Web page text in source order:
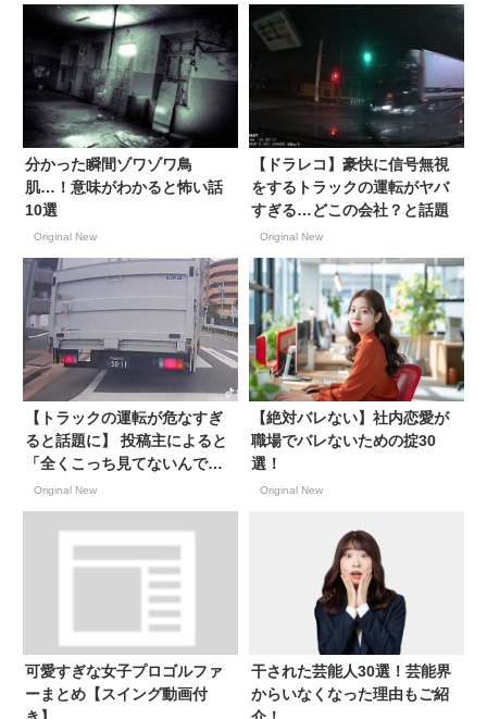
分かった瞬間ゾワゾワ鳥
肌…！意味がわかると怖い話
10選
Original New
【ドラレコ】豪快に信号無視
をするトラックの運転がヤバ
すぎる…どこの会社？と話題
Original New
【トラックの運転が危なすぎ
ると話題に】 投稿主によると
「全くこっち見てないんです
けど」とのこと【ナンバー名
古屋101 い50-11】
Original New
【絶対バレない】社内恋愛が
職場でバレないための掟30
選！
Original New
可愛すぎな女子プロゴルファ
ーまとめ【スイング動画付
干された芸能人30選！芸能界
からいなくなった理由もご紹